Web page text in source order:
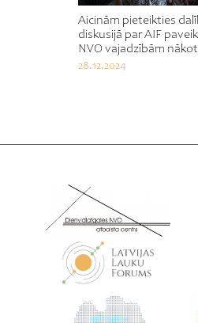
Aicinām pieteikties
diskusijā par AIF
NVO vajadzībām
28.12.2024